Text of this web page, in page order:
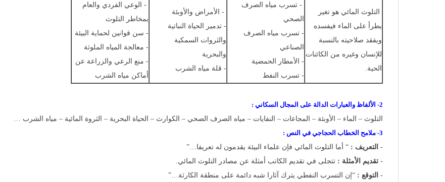
التلوث المائي هو تغير
يطرأ على الماء فيفسده
ويفقد صلاحيته بالنسبة
للإنسان وغيره من الكائنات
الحية.
- تسرب مياه الصرف
الصحي
- تسرب مياه الصرف
الصناعي
- الأمطار الحمضية
- تسرب النفط
- الأمراض والأوبئة
- تدمير الحياة النباتية
والثروات السمكية
والبحرية
- قلة مياه الشرب
- الوعي الفردي والعام
بمخاطر التلوث
- سن قوانين لحماية البيئة
- معالجة المياه الملوثة
- منع الرعي والزراعة عن
أماكن مياه الشرب
2- الألفاظ والعبارات الدالة على المجال السكاني :
التلوث – الماء – الأوبئة – المجاعات – النفايات – مياه الصرف الصحي – الكوارث – الحياة البحرية – الثروة المائية – مياه الشرب …
3- ملامح الخطاب الحجاجي في النص :
- التعريف : “ أما التلوث المائي فإن علماء البيئة يقدمون له تعريفا…”
- تقديم الأمثلة : تتجلى في تقديم الكاتب أمثلة عن مصادر التلوث المائي.
- التوقع : “إن التسرب النفطي يترك آثارا شبه دائمة على منطقة الكارثة…”